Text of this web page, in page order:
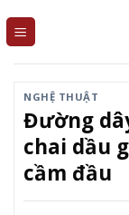
NGHỆ THUẬT
Đường
chai dầu
cầm đầu